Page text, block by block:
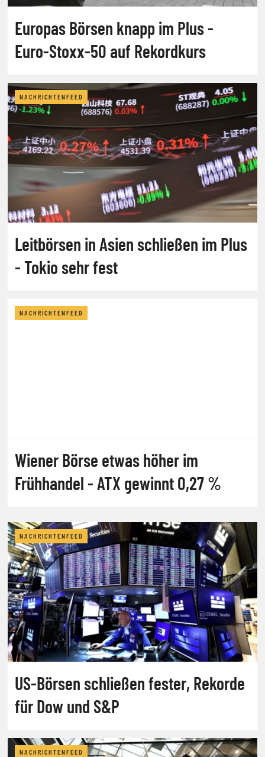
Europas Börsen knapp im Plus -
Euro-Stoxx-50 auf Rekordkurs
NACHRICHTENFEED
Leitbörsen in Asien schließen im Plus
- Tokio sehr fest
NACHRICHTENFEED
Wiener Börse etwas höher im
Frühhandel - ATX gewinnt 0,27 %
NACHRICHTENFEED
US-Börsen schließen fester, Rekorde
für Dow und S&P
NACHRICHTENFEED